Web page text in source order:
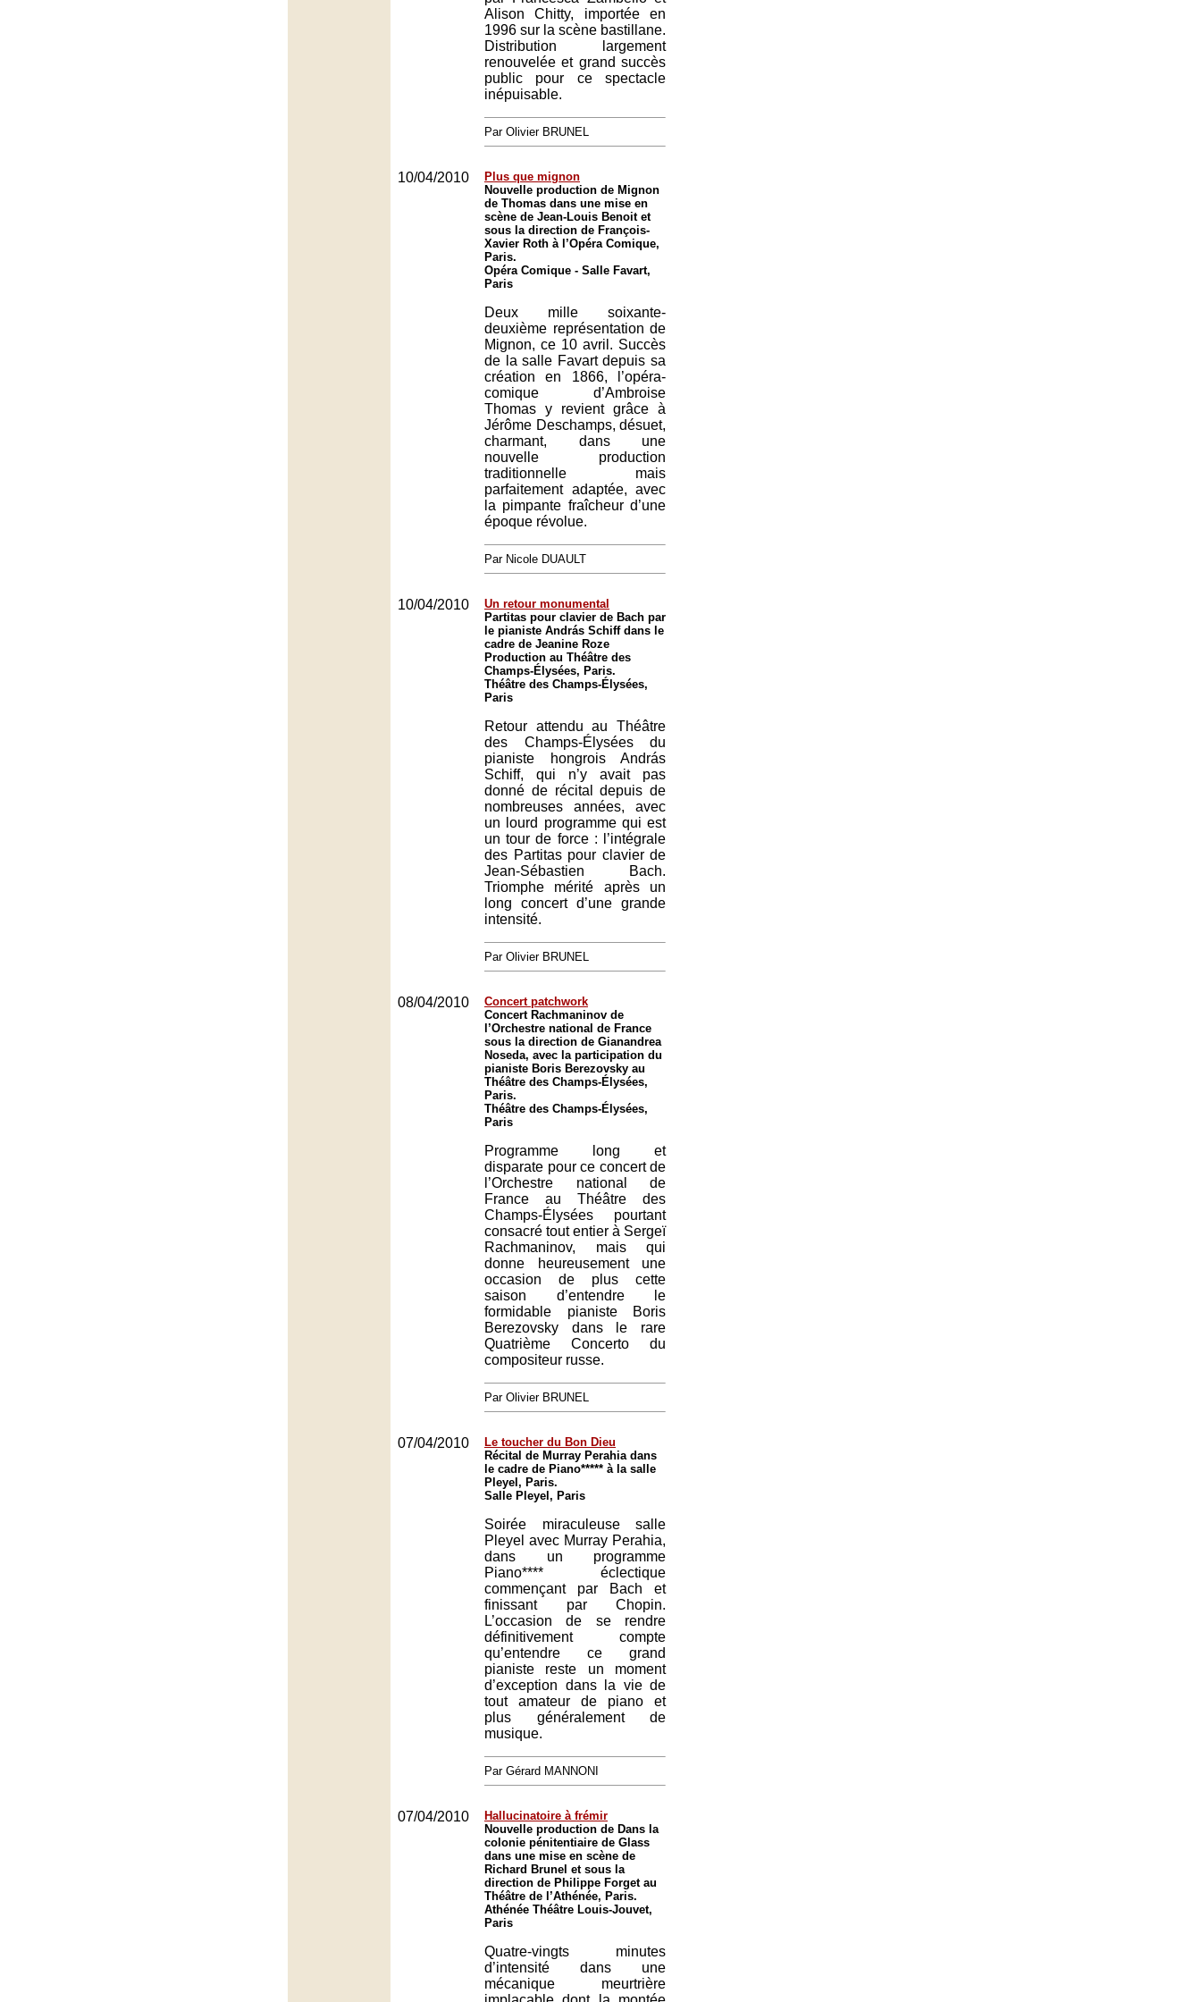
Alison Chitty, importée en
1996 sur la scène bastillane.
Distribution largement
renouvelée et grand succès
public pour ce spectacle
inépuisable.
Par Olivier BRUNEL
10/04/2010
Plus que mignon
Nouvelle production de Mignon
de Thomas dans une mise en
scène de Jean-Louis Benoit et
sous la direction de François-
Xavier Roth à l’Opéra Comique,
Paris.
Opéra Comique - Salle Favart,
Paris
Deux mille soixante-
deuxième représentation de
Mignon, ce 10 avril. Succès
de la salle Favart depuis sa
création en 1866, l’opéra-
comique d’Ambroise
Thomas y revient grâce à
Jérôme Deschamps, désuet,
charmant, dans une
nouvelle production
traditionnelle mais
parfaitement adaptée, avec
la pimpante fraîcheur d’une
époque révolue.
Par Nicole DUAULT
10/04/2010
Un retour monumental
Partitas pour clavier de Bach par
le pianiste András Schiff dans le
cadre de Jeanine Roze
Production au Théâtre des
Champs-Élysées, Paris.
Théâtre des Champs-Élysées,
Paris
Retour attendu au Théâtre
des Champs-Élysées du
pianiste hongrois András
Schiff, qui n’y avait pas
donné de récital depuis de
nombreuses années, avec
un lourd programme qui est
un tour de force : l’intégrale
des Partitas pour clavier de
Jean-Sébastien Bach.
Triomphe mérité après un
long concert d’une grande
intensité.
Par Olivier BRUNEL
08/04/2010
Concert patchwork
Concert Rachmaninov de
l’Orchestre national de France
sous la direction de Gianandrea
Noseda, avec la participation du
pianiste Boris Berezovsky au
Théâtre des Champs-Élysées,
Paris.
Théâtre des Champs-Élysées,
Paris
Programme long et
disparate pour ce concert de
l’Orchestre national de
France au Théâtre des
Champs-Élysées pourtant
consacré tout entier à Sergeï
Rachmaninov, mais qui
donne heureusement une
occasion de plus cette
saison d’entendre le
formidable pianiste Boris
Berezovsky dans le rare
Quatrième Concerto du
compositeur russe.
Par Olivier BRUNEL
07/04/2010
Le toucher du Bon Dieu
Récital de Murray Perahia dans
le cadre de Piano***** à la salle
Pleyel, Paris.
Salle Pleyel, Paris
Soirée miraculeuse salle
Pleyel avec Murray Perahia,
dans un programme
Piano**** éclectique
commençant par Bach et
finissant par Chopin.
L’occasion de se rendre
définitivement compte
qu’entendre ce grand
pianiste reste un moment
d’exception dans la vie de
tout amateur de piano et
plus généralement de
musique.
Par Gérard MANNONI
07/04/2010
Hallucinatoire à frémir
Nouvelle production de Dans la
colonie pénitentiaire de Glass
dans une mise en scène de
Richard Brunel et sous la
direction de Philippe Forget au
Théâtre de l’Athénée, Paris.
Athénée Théâtre Louis-Jouvet,
Paris
Quatre-vingts minutes
d’intensité dans une
mécanique meurtrière